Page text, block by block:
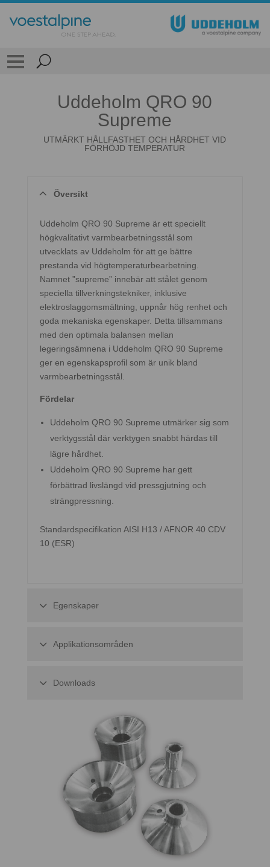
Uddeholm QRO 90
Supreme
UTMÄRKT HÅLLFASTHET OCH HÅRDHET VID
FÖRHÖJD TEMPERATUR
Översikt
Uddeholm QRO 90 Supreme är ett speciellt
högkvalitativt varmbearbetningsstål som
utvecklats av Uddeholm för att ge bättre
prestanda vid högtemperaturbearbetning.
Namnet ”supreme” innebär att stålet genom
speciella tillverkningstekniker, inklusive
elektroslaggomsmältning, uppnår hög renhet och
goda mekaniska egenskaper. Detta tillsammans
med den optimala balansen mellan
legeringsämnena i Uddeholm QRO 90 Supreme
ger en egenskapsprofil som är unik bland
varmbearbetningsstål.
Fördelar
Uddeholm QRO 90 Supreme utmärker sig som
verktygsstål där verktygen snabbt härdas till
lägre hårdhet.
Uddeholm QRO 90 Supreme har gett
förbättrad livslängd vid pressgjutning och
strängpressning.
Standardspecifikation AISI H13 / AFNOR 40 CDV
10 (ESR)
Egenskaper
Applikationsområden
Downloads